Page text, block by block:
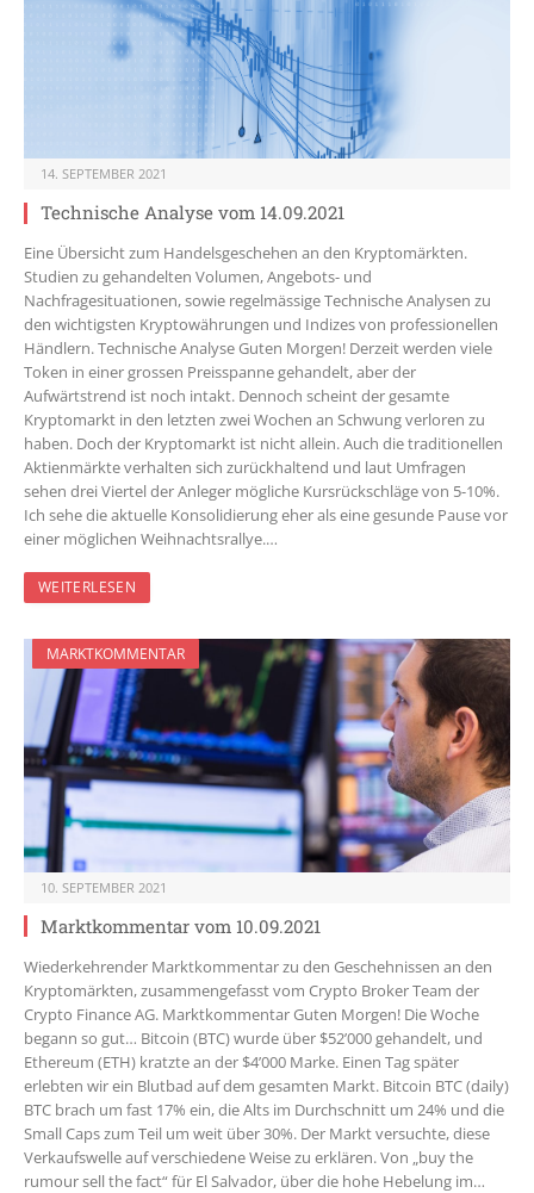
14. SEPTEMBER 2021
Technische Analyse vom 14.09.2021
Eine Übersicht zum Handelsgeschehen an den Kryptomärkten.
Studien zu gehandelten Volumen, Angebots- und
Nachfragesituationen, sowie regelmässige Technische Analysen zu
den wichtigsten Kryptowährungen und Indizes von professionellen
Händlern. Technische Analyse Guten Morgen! Derzeit werden viele
Token in einer grossen Preisspanne gehandelt, aber der
Aufwärtstrend ist noch intakt. Dennoch scheint der gesamte
Kryptomarkt in den letzten zwei Wochen an Schwung verloren zu
haben. Doch der Kryptomarkt ist nicht allein. Auch die traditionellen
Aktienmärkte verhalten sich zurückhaltend und laut Umfragen
sehen drei Viertel der Anleger mögliche Kursrückschläge von 5-10%.
Ich sehe die aktuelle Konsolidierung eher als eine gesunde Pause vor
einer möglichen Weihnachtsrallye.…
WEITERLESEN
MARKTKOMMENTAR
10. SEPTEMBER 2021
Marktkommentar vom 10.09.2021
Wiederkehrender Marktkommentar zu den Geschehnissen an den
Kryptomärkten, zusammengefasst vom Crypto Broker Team der
Crypto Finance AG. Marktkommentar Guten Morgen! Die Woche
begann so gut… Bitcoin (BTC) wurde über $52’000 gehandelt, und
Ethereum (ETH) kratzte an der $4’000 Marke. Einen Tag später
erlebten wir ein Blutbad auf dem gesamten Markt. Bitcoin BTC (daily)
BTC brach um fast 17% ein, die Alts im Durchschnitt um 24% und die
Small Caps zum Teil um weit über 30%. Der Markt versuchte, diese
Verkaufswelle auf verschiedene Weise zu erklären. Von „buy the
rumour sell the fact“ für El Salvador, über die hohe Hebelung im…